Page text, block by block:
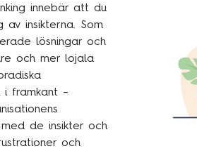
innebär att du
insikterna. Som
lösningar och
och mer lojala
framkant –
de insikter och
och